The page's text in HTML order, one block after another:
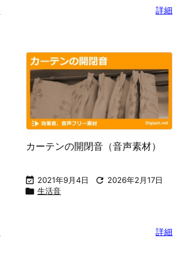
詳細
カーテンの開閉音（音声素材）
 2021年9月4日  2026年2月17日
 生活音
詳細